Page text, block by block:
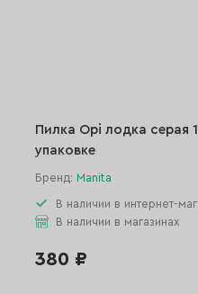
Пилка Opi лодка серая
упаковке
Бренд: Manita
В наличии в интернет-
В наличии в магазинах
380 ₽